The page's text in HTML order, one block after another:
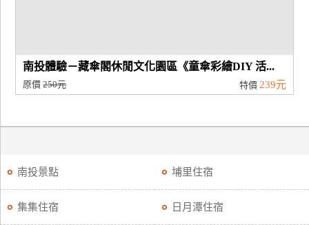
南投體驗－藏傘閣休閒文化園區《童傘彩繪DIY 活...
原價250元 特價 239元
南投景點 埔里住宿
集集住宿 日月潭住宿